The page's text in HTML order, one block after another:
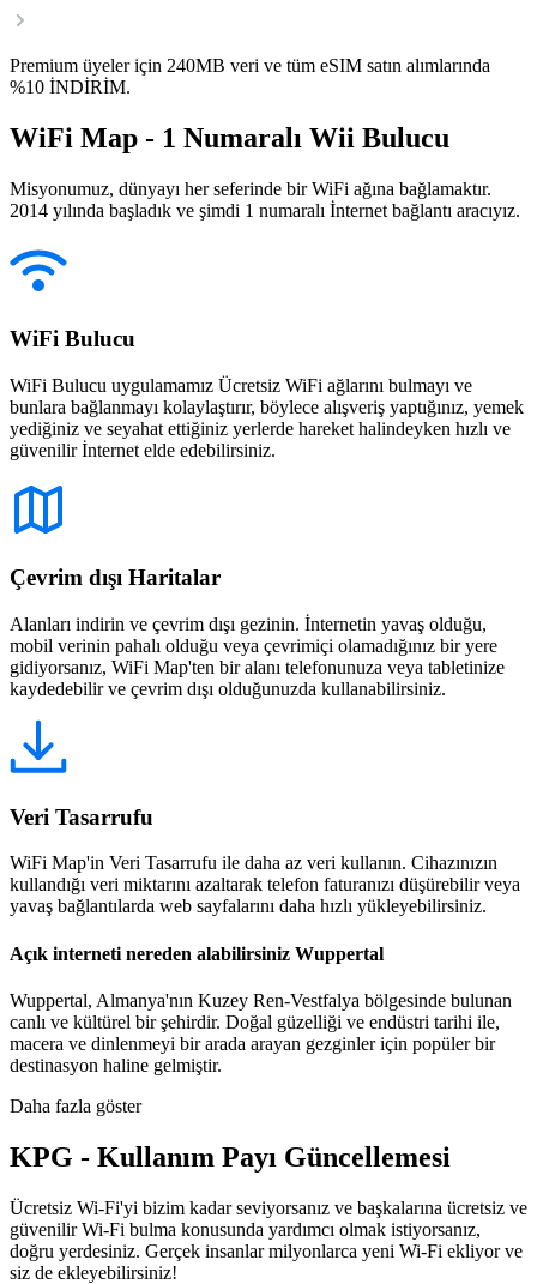
Premium üyeler için 240MB veri ve tüm eSIM satın alımlarında
%10 İNDİRİM.
WiFi Map - 1 Numaralı Wii Bulucu
Misyonumuz, dünyayı her seferinde bir WiFi ağına bağlamaktır.
2014 yılında başladık ve şimdi 1 numaralı İnternet bağlantı aracıyız.
WiFi Bulucu
WiFi Bulucu uygulamamız Ücretsiz WiFi ağlarını bulmayı ve
bunlara bağlanmayı kolaylaştırır, böylece alışveriş yaptığınız, yemek
yediğiniz ve seyahat ettiğiniz yerlerde hareket halindeyken hızlı ve
güvenilir İnternet elde edebilirsiniz.
Çevrim dışı Haritalar
Alanları indirin ve çevrim dışı gezinin. İnternetin yavaş olduğu,
mobil verinin pahalı olduğu veya çevrimiçi olamadığınız bir yere
gidiyorsanız, WiFi Map'ten bir alanı telefonunuza veya tabletinize
kaydedebilir ve çevrim dışı olduğunuzda kullanabilirsiniz.
Veri Tasarrufu
WiFi Map'in Veri Tasarrufu ile daha az veri kullanın. Cihazınızın
kullandığı veri miktarını azaltarak telefon faturanızı düşürebilir veya
yavaş bağlantılarda web sayfalarını daha hızlı yükleyebilirsiniz.
Açık interneti nereden alabilirsiniz Wuppertal
Wuppertal, Almanya'nın Kuzey Ren-Vestfalya bölgesinde bulunan
canlı ve kültürel bir şehirdir. Doğal güzelliği ve endüstri tarihi ile,
macera ve dinlenmeyi bir arada arayan gezginler için popüler bir
destinasyon haline gelmiştir.
Daha fazla göster
KPG - Kullanım Payı Güncellemesi
Ücretsiz Wi-Fi'yi bizim kadar seviyorsanız ve başkalarına ücretsiz ve
güvenilir Wi-Fi bulma konusunda yardımcı olmak istiyorsanız,
doğru yerdesiniz. Gerçek insanlar milyonlarca yeni Wi-Fi ekliyor ve
siz de ekleyebilirsiniz!